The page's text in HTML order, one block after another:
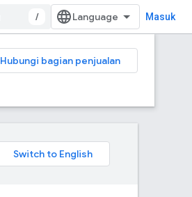
/ Masuk
Hubungi bagian penjualan